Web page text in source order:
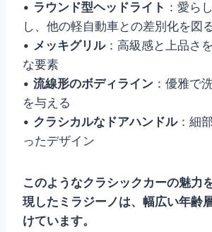
• ラウンド型ヘッドライト ：愛ら
し、他の軽自動車との差別化を図
• メッキグリル：高級感と上品さ
な要素
• 流線形のボディライン ：優雅で
を与える
• クラシカルなドアハンドル：細
ったデザイン
このようなクラシックカーの魅力
現したミラジーノは、幅広い年齢
けています。